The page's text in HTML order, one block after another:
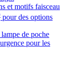
et motifs faisceau
pour des options
de poche
pour les